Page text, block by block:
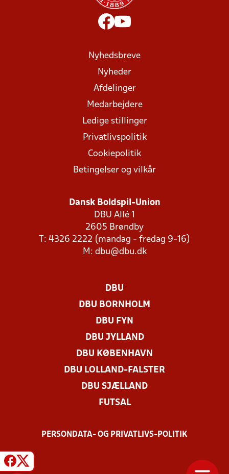
Nyhedsbreve
Nyheder
Afdelinger
Medarbejdere
Ledige stillinger
Privatlivspolitik
Cookiepolitik
Betingelser og vilkår
Dansk Boldspil-Union
DBU Allé 1
2605 Brøndby
T: 4326 2222 (mandag - fredag 9-16)
M: dbu@dbu.dk
DBU
DBU BORNHOLM
DBU FYN
DBU JYLLAND
DBU KØBENHAVN
DBU LOLLAND-FALSTER
DBU SJÆLLAND
FUTSAL
PERSONDATA- OG PRIVATLIVS-POLITIK